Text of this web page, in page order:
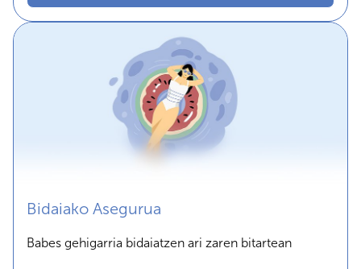
Bidaiako Asegurua
Babes gehigarria bidaiatzen ari zaren bitartean